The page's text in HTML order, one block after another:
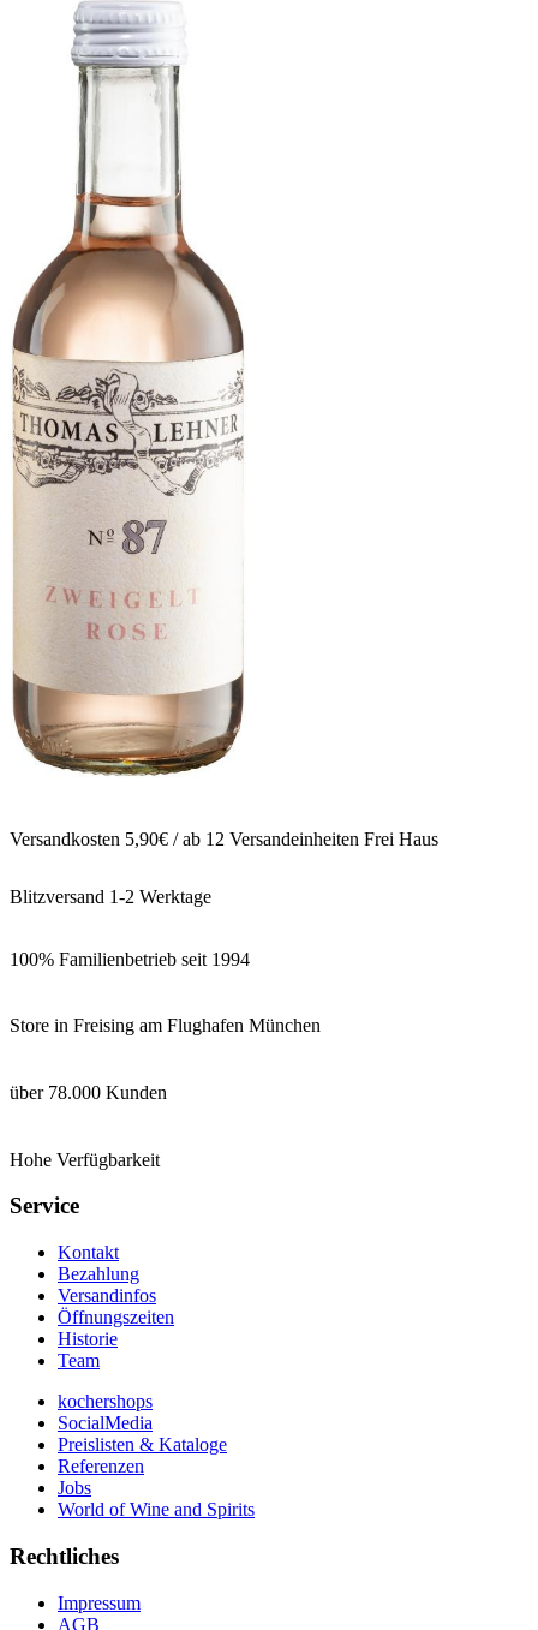
Versandkosten 5,90€ / ab 12 Versandeinheiten Frei Haus
Blitzversand 1-2 Werktage
100% Familienbetrieb seit 1994
Store in Freising am Flughafen München
über 78.000 Kunden
Hohe Verfügbarkeit
Service
Kontakt
Bezahlung
Versandinfos
Öffnungszeiten
Historie
Team
kochershops
SocialMedia
Preislisten & Kataloge
Referenzen
Jobs
World of Wine and Spirits
Rechtliches
Impressum
AGB